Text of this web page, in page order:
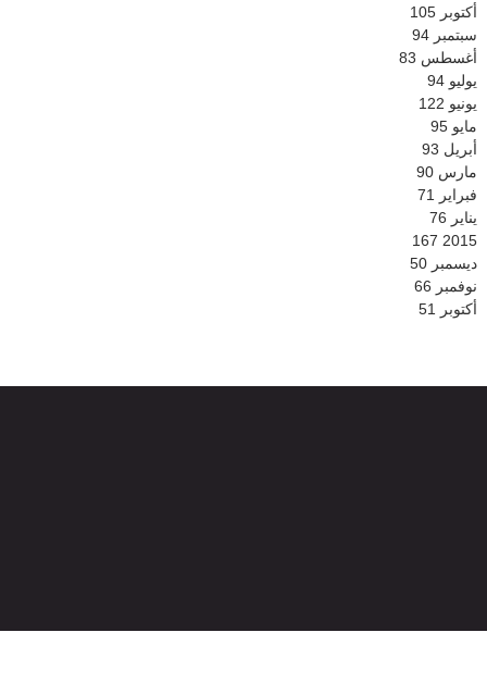
أكتوبر 105
سبتمبر 94
أغسطس 83
يوليو 94
يونيو 122
مايو 95
أبريل 93
مارس 90
فبراير
71
يناير 76
2015
167
ديسمبر 50
نوفمبر 66
أكتوبر
51